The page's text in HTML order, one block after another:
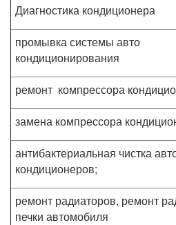
Диагностика кондиционера
промывка системы авто
кондиционирования
ремонт компрессора
замена компрессора
антибактериальная чистка
кондиционеров;
ремонт радиаторов, ремонт
печки автомобиля